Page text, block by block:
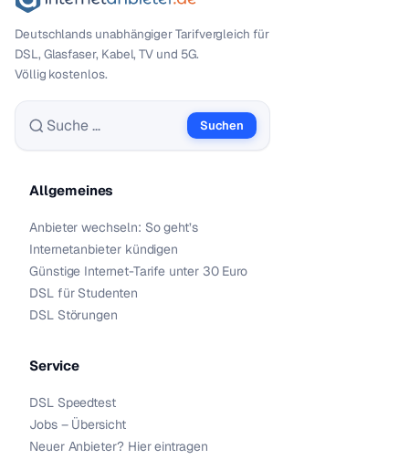
Deutschlands unabhängiger Tarif­vergleich für
DSL, Glasfaser, Kabel, TV und 5G.
Völlig kostenlos.
Suche nach:
Suchen
Allgemeines
Anbieter wechseln: So geht’s
Internetanbieter kündigen
Günstige Internet-Tarife unter 30 Euro
DSL für Studenten
DSL Störungen
Service
DSL Speedtest
Jobs – Übersicht
Neuer Anbieter? Hier eintragen